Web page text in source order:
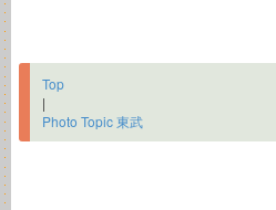
Top
|
Photo Topic 東武